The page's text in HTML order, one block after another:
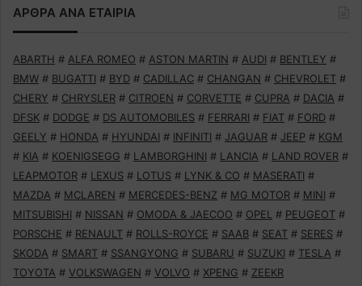
ΑΡΘΡΑ ΑΝΑ ΕΤΑΙΡΙΑ
ABARTH # ALFA ROMEO # ASTON MARTIN # AUDI # BENTLEY #
BMW # BUGATTI # BYD # CADILLAC # CHANGAN # CHEVROLET #
CHERY # CHRYSLER # CITROEN # CORVETTE # CUPRA # DACIA #
DFSK # DODGE # DS AUTOMOBILES # FERRARI # FIAT # FORD #
GEELY # HONDA # HYUNDAI # INFINITI # JAGUAR # JEEP # KGM
# KIA # KOENIGSEGG # LAMBORGHINI # LANCIA # LAND ROVER #
LEAPMOTOR # LEXUS # LOTUS # LYNK & CO # MASERATI #
MAZDA # MCLAREN # MERCEDES-BENZ # MG MOTOR # MINI #
MITSUBISHI # NISSAN # OMODA & JAECOO # OPEL # PEUGEOT #
PORSCHE # RENAULT # ROLLS-ROYCE # SAAB # SEAT # SERES #
SKODA # SMART # SSANGYONG # SUBARU # SUZUKI # TESLA #
TOYOTA # VOLKSWAGEN # VOLVO # XPENG # ZEEKR